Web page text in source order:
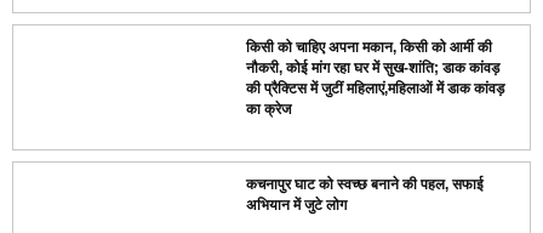
किसी को चाहिए अपना मकान, किसी को आर्मी की
नौकरी, कोई मांग रहा घर में सुख-शांति; डाक कांवड़
की प्रैक्टिस में जुटीं महिलाएं,महिलाओं में डाक कांवड़
का क्रेज
कचनापुर घाट को स्वच्छ बनाने की पहल, सफाई
अभियान में जुटे लोग